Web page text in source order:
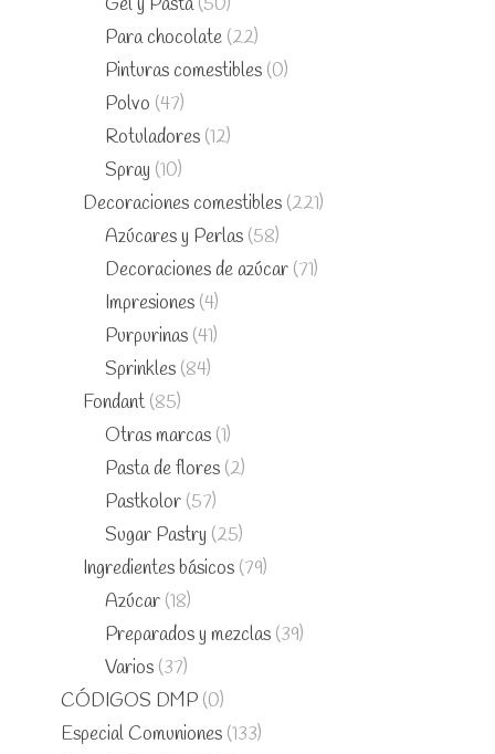
Para chocolate (22)
Pinturas comestibles (0)
Polvo (47)
Rotuladores (12)
Spray (10)
Decoraciones comestibles (221)
Azúcares y Perlas (58)
Decoraciones de azúcar (71)
Impresiones (4)
Purpurinas (41)
Sprinkles (84)
Fondant (85)
Otras marcas (1)
Pasta de flores (2)
Pastkolor (57)
Sugar Pastry (25)
Ingredientes básicos (79)
Azúcar (18)
Preparados y mezclas (39)
Varios (37)
CÓDIGOS DMP (0)
Especial Comuniones (133)